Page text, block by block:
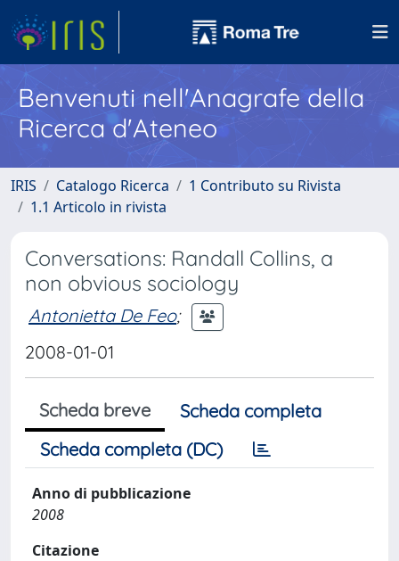
Benvenuti nell'Anagrafe della
Ricerca d'Ateneo
IRIS Catalogo Ricerca
1 Contributo su Rivista
1.1 Articolo in rivista
Conversations: Randall Collins, a
non obvious sociology
Antonietta De Feo;
2008-01-01
Scheda breve
Scheda completa
Scheda completa (DC)
Anno di pubblicazione
2008
Citazione